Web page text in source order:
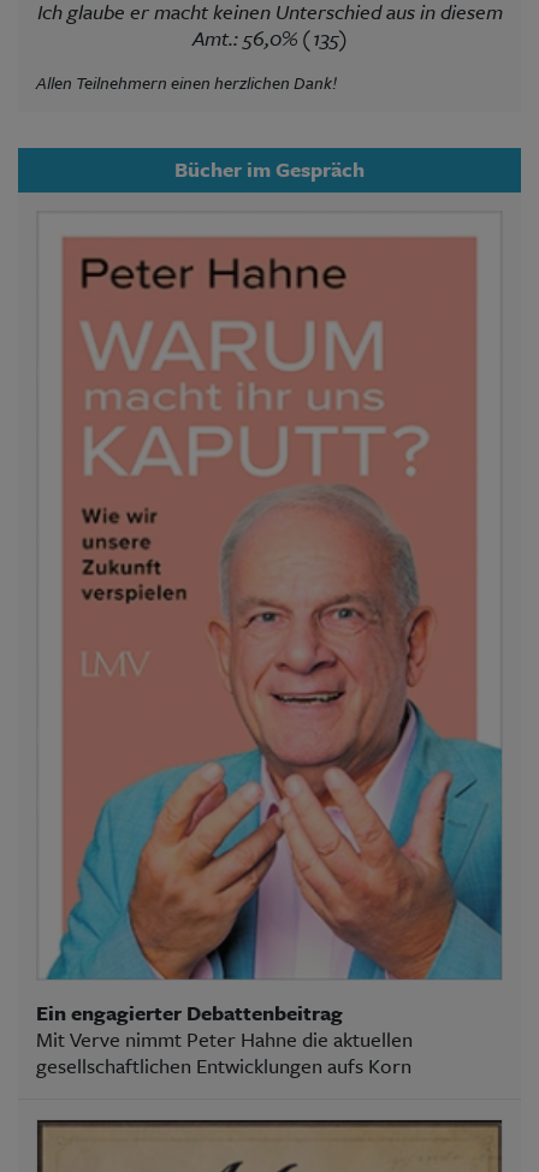
Ich glaube er macht keinen Unterschied aus in diesem
Amt.: 56,0% (135)
Allen Teilnehmern einen herzlichen Dank!
Bücher im Gespräch
Ein engagierter Debattenbeitrag
Mit Verve nimmt Peter Hahne die aktuellen
gesellschaftlichen Entwicklungen aufs Korn